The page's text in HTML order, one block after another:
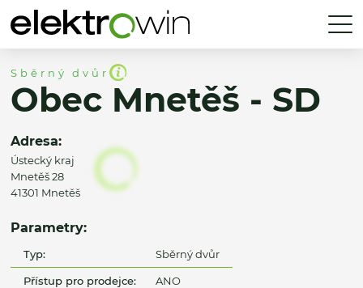
Sběrný dvůr
Obec Mnetěš - SD
Adresa:
Ústecký kraj
Mnetěš 28
41301 Mnetěš
Parametry:
Typ: Sběrný dvůr
Přístup pro prodejce: ANO